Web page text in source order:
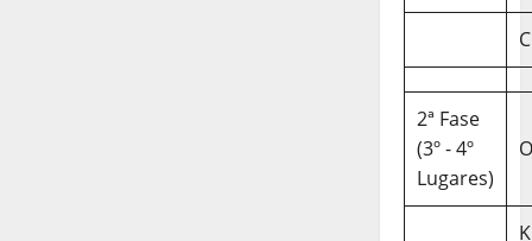
2ª Fase
(3º - 4º
Lugares)